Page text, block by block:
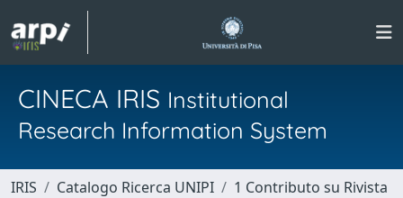
CINECA IRIS Institutional
Research Information System
IRIS Catalogo Ricerca UNIPI
1 Contributo su Rivista